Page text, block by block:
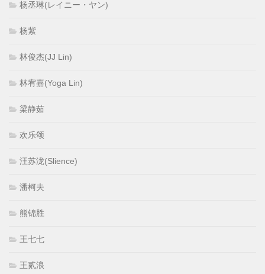
杨丞琳(レイニー・ヤン)
杨紫
林俊杰(JJ Lin)
林宥嘉(Yoga Lin)
梁静茹
欢乐颂
汪苏泷(Slience)
潘柯夫
熊锦胜
王七七
王贰浪